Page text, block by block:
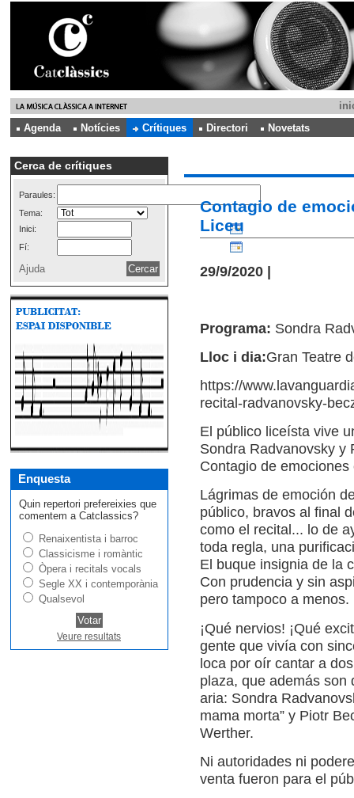
Agenda
Notícies Crítiques Directori Novetats
Cerca de crítiques
Paraules:
Tema:
Inici:
Fí:
Ajuda
Enquesta
Quin repertori prefereixies que
comentem a Catclassics?
Renaixentista i barroc
Classicisme i romàntic
Òpera i recitals vocals
Segle XX i contemporània
Qualsevol
Veure resultats
Contagio de
Liceu
29/9/2020 |
Programa: Sondra
Lloc i dia:Gran Teatre
https://
recital-radvanovsky-
El público liceísta vive
Sondra Radvanovsky y
Contagio de
Lágrimas de emoción
público, bravos al final
como el recital... lo de
toda regla, una
El buque insignia de la
Con prudencia y sin
pero tampoco a menos.
¡Qué nervios! ¡Qué
gente que vivía con
loca por oír cantar a
plaza, que además son
aria: Sondra
mama morta” y Piotr
Werther.
Ni autoridades ni
venta fueron para el